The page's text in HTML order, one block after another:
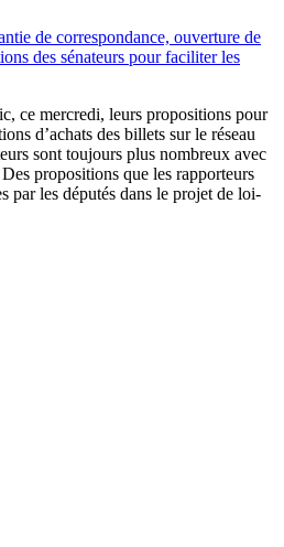
de correspondance, ouverture de
des sénateurs pour faciliter les
ce mercredi, leurs propositions pour
d’achats des billets sur le réseau
sont toujours plus nombreux avec
propositions que les rapporteurs
par les députés dans le projet de loi-